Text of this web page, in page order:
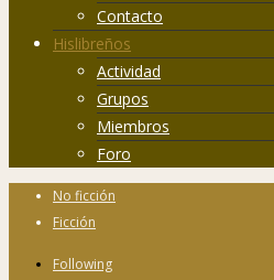
Contacto
Hislibreños
Actividad
Grupos
Miembros
Foro
No ficción
Ficción
Following